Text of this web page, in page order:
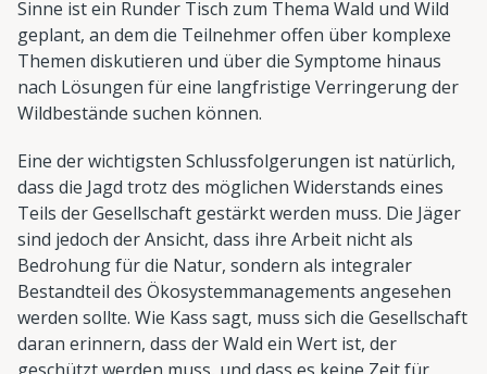
Sinne ist ein Runder Tisch zum Thema Wald und Wild
geplant, an dem die Teilnehmer offen über komplexe
Themen diskutieren und über die Symptome hinaus
nach Lösungen für eine langfristige Verringerung der
Wildbestände suchen können.
Eine der wichtigsten Schlussfolgerungen ist natürlich,
dass die Jagd trotz des möglichen Widerstands eines
Teils der Gesellschaft gestärkt werden muss. Die Jäger
sind jedoch der Ansicht, dass ihre Arbeit nicht als
Bedrohung für die Natur, sondern als integraler
Bestandteil des Ökosystemmanagements angesehen
werden sollte. Wie Kass sagt, muss sich die Gesellschaft
daran erinnern, dass der Wald ein Wert ist, der